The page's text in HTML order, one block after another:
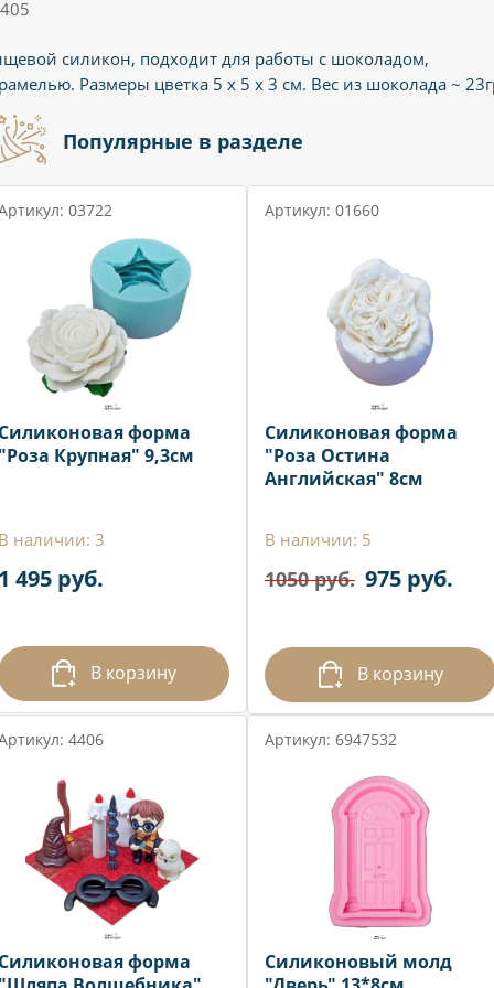
силикон, подходит для работы с шоколадом,
Размеры цветка 5 х 5 х 3 см. Вес из шоколада ~
Популярные в разделе
03722
форма
Крупная" 9,3см
наличии: 3
495 руб.
В корзину
Артикул: 01660
Силиконовая форма
"Роза Остина
Английская" 8см
В наличии: 5
1050 руб. 975 руб.
В корзину
4406
форма
Артикул: 6947532
Силиконовый молд